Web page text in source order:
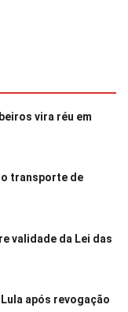
vira réu em
transporte de
validade da Lei das
após revogação